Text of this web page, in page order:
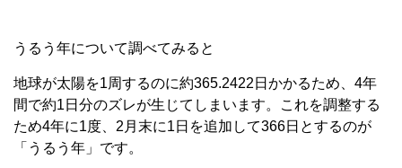
うるう年について調べてみると
地球が太陽を1周するのに約365.2422日かかるため、4年
間で約1日分のズレが生じてしまいます。これを調整する
ため4年に1度、2月末に1日を追加して366日とするのが
「うるう年」です。